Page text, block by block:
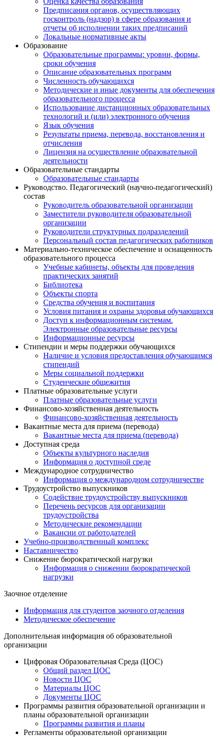
Предписания органов, осуществляющих
госконтроль (надзор) в сфере образования и
отчеты об исполнении таких предписаний
Локальные нормативные акты
Образование
Образовательные программы: уровни, формы,
сроки обучения
Описание образовательных программ
Численность обучающихся
Методические и иные документы для обеспечения
образовательного процесса
Использование дистанционных образовательных
технологий и (или) электронного обучения
Язык обучения
Результаты приема, перевода, восстановления и
отчисления
Лицензия на осуществление образовательной
деятельности
Образовательные стандарты
Образовательные стандарты
Руководство. Педагогический (научно-педагогический)
состав
Руководитель образовательной организации
Заместители руководителя образовательной
организации
Руководители структурных подразделений
Персональный состав педагогических работников
Материально-техническое обеспечение и оснащенность
образовательного процесса
Учебные кабинеты, объекты для проведения
практических занятий
Библиотека
Объекты спорта
Средства обучения и воспитания
Условия питания и охраны здоровья обучающихся
Доступ к информационным системам.
Электронные образовательные ресурсы
Информационные ресурсы
Стипендии и меры поддержки обучающихся
Наличие и условия предоставления обучающимся
стипендий
Меры социальной поддержки
Студенческие общежития
Платные образовательные услуги
Платные образовательные услуги
Финансово-хозяйственная деятельность
Финансово-хозяйственная деятельность
Вакантные места для приема (перевода)
Вакантные места для приема (перевода)
Доступная среда
Объекты культурного наследия
Информация о доступной среде
Международное сотрудничество
Информация о международном сотрудничестве
Трудоустройство выпускников
Содействие трудоустройству выпускников
Перечень ресурсов для организации
трудоустройства
Методические рекомендации
Вакансии от работодателей
Учебно-производственный комплекс
Наставничество
Снижение бюрократической нагрузки
Информация о снижении бюрократической
нагрузки
Заочное отделение
Информация для студентов заочного отделения
Методическое обеспечение
Дополнительная информация об образовательной
организации
Цифровая Образовательная Среда (ЦОС)
Общий раздел ЦОС
Новости ЦОС
Материалы ЦОС
Документы ЦОС
Программы развития образовательной организации и
планы образовательной организации
Программы развития и планы
Регламенты образовательной организации